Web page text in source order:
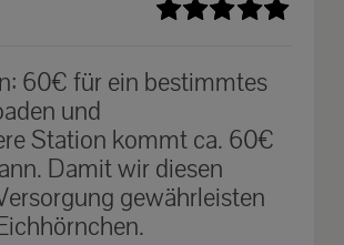
mit5.00von
60€ für ein bestimmtes
und
Station kommt ca. 60€
Damit wir diesen
gewährleisten